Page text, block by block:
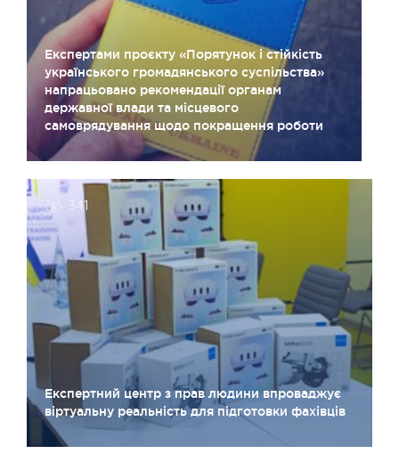
Експертами проєкту «Порятунок і стійкість
українського громадянського суспільства»
напрацьовано рекомендації органам
державної влади та місцевого
самоврядування щодо покращення роботи
Експертний центр з прав людини впроваджує
віртуальну реальність для підготовки фахівців
341